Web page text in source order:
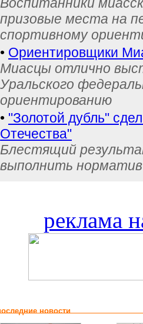
призовые места на
спортивному
• Ориентировщики
Миасцы отлично
Уральского
ориентированию
• "Золотой дубль"
Отечества"
Блестящий
выполнить
реклама
новости